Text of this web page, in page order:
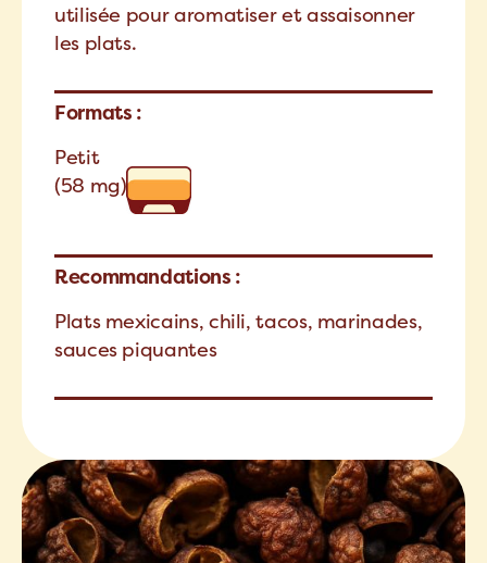
utilisée pour aromatiser et assaisonner
les plats.
Formats :
Petit
(58 mg)
Recommandations :
Plats mexicains, chili, tacos, marinades,
sauces piquantes